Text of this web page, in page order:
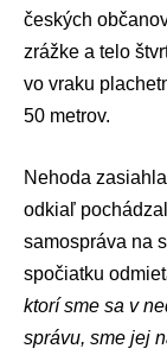
českých
zrážke a telo
vo vraku
50 metrov.
Nehoda
odkiaľ
samospráva na
spočiatku
ktorí sme sa v
správu, sme jej